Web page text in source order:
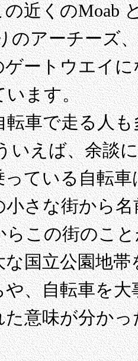
近くのMoab
のアーチーズ
ートウエイ
います。
車で走る人
いえば、余談
ている自転車
さな街から
らこの街のこ
国立公園地
、自転車を
意味が分か